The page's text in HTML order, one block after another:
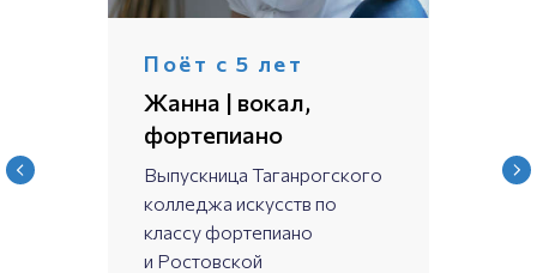
Поёт с 5 лет
Жанна | вокал,
фортепиано
Выпускница Таганрогского
колледжа искусств по
классу фортепиано
и Ростовской